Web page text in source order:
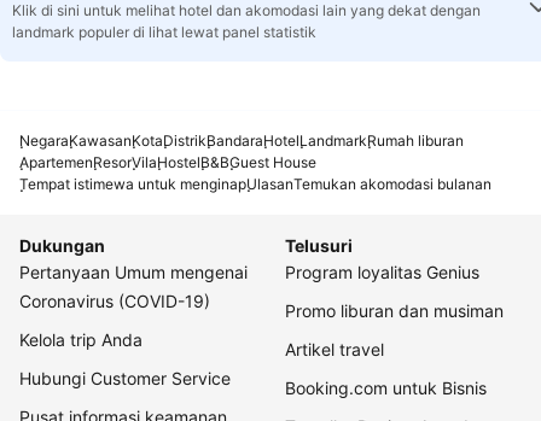
Klik di sini untuk melihat hotel dan akomodasi lain yang dekat dengan
landmark populer di lihat lewat panel statistik
NegaraKawasanKotaDistrikBandaraHotelLandmarkRumah liburan
ApartemenResorVilaHostelB&BGuest House
Tempat istimewa untuk menginapUlasanTemukan akomodasi bulanan
Dukungan
Pertanyaan Umum mengenai
Coronavirus (COVID-19)
Kelola trip Anda
Hubungi Customer Service
Pusat informasi keamanan
Telusuri
Program loyalitas Genius
Promo liburan dan musiman
Artikel travel
Booking.com untuk Bisnis